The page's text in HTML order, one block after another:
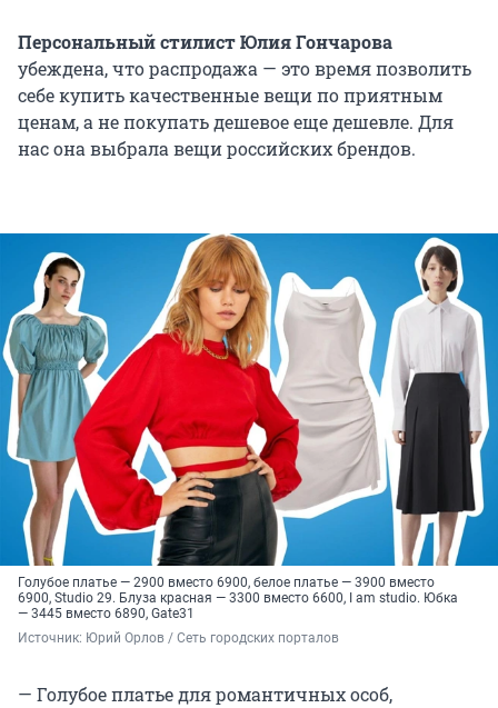
Персональный стилист Юлия Гончарова
убеждена, что распродажа — это время позволить
себе купить качественные вещи по приятным
ценам, а не покупать дешевое еще дешевле. Для
нас она выбрала вещи российских брендов.
Голубое платье — 2900 вместо 6900, белое платье — 3900 вместо
6900, Studio 29. Блуза красная — 3300 вместо 6600, I am studio. Юбка
— 3445 вместо 6890, Gate31
Источник: Юрий Орлов / Сеть городских порталов
— Голубое платье для романтичных особ,